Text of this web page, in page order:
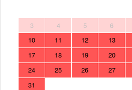
3
4 5 6
10
11 12 13
17
18 19 20
24
25 26 27
31